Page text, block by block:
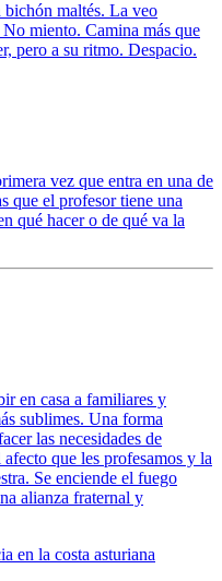
maltés. La veo
miento. Camina más que
pero a su ritmo. Despacio.
vez que entra en una de
que el profesor tiene una
qué hacer o de qué va la
en casa a familiares y
sublimes. Una forma
las necesidades de
que les profesamos y la
Se enciende el fuego
alianza fraternal y
en la costa asturiana